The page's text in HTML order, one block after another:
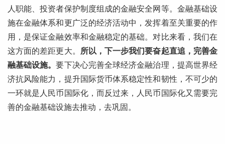
人职能、投资者保护制度组成的金融安全网等。金融基础设
施在金融体系和更广泛的经济活动中，发挥着至关重要的作
用，是保证金融效率和金融稳定的基础。对比来看，我们在
这方面的差距更大。
所以，下一步我们要奋起直追，完善金
融基础设施。要下决心完善全球经济金融治理，提高世界经
济抗风险能力，提升国际货币体系稳定性和韧性，不可少的
一环就是人民币国际化，而反过来，人民币国际化又需要完
善的金融基础设施去推动，去巩固。